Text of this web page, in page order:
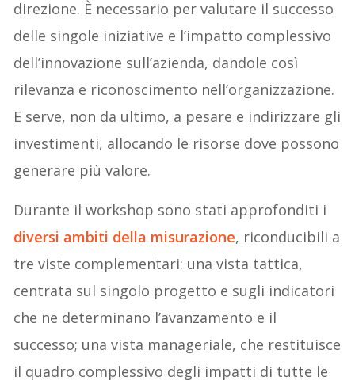
direzione. È necessario per valutare il successo
delle singole iniziative e l’impatto complessivo
dell’innovazione sull’azienda, dandole così
rilevanza e riconoscimento nell’organizzazione.
E serve, non da ultimo, a pesare e indirizzare gli
investimenti, allocando le risorse dove possono
generare più valore.
Durante il workshop sono stati approfonditi i
diversi ambiti della misurazione, riconducibili a
tre viste complementari: una vista tattica,
centrata sul singolo progetto e sugli indicatori
che ne determinano l’avanzamento e il
successo; una vista manageriale, che restituisce
il quadro complessivo degli impatti di tutte le